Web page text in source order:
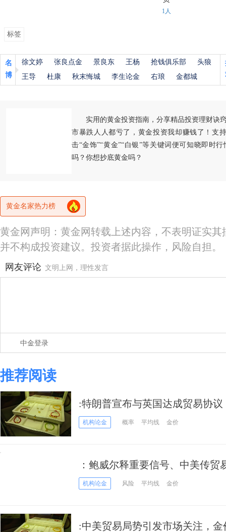
1人
标签
名
博
徐文婷 张良点金 景良东 王杨 抢钱俱乐部
头狼
王导
杜康 秋末悔城 李生论金 右琅 金都城
实用的黄金投资指南，分享精品投资理财诀
市暴跌人人都亏了，黄金投资我却赚钱了！支
击“金饰”“黄金”“白银”等关键词便可知晓即时
吗？你想抄底黄金吗？
黄金名家热力榜
黄金网声明：黄金网转载上述内容，不表明证实
并不构成投资建议。投资者据此操作，风险自担。
网友评论 文明上网，理性发言
中金登录
推荐阅读
:特朗普宣布与英国达成贸易协
跌机构论金 概率 平均线 金价
：鲍威尔释重要信号、中美传贸
66美元
机构论金 风险 平均线 金价
:中美贸易局势引发市场关注，